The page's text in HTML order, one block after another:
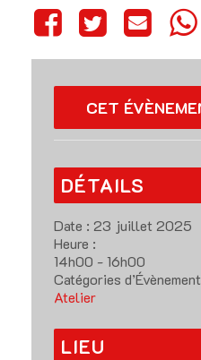
CET
DÉTAILS
Date : 23 juillet 2025
Heure :
14h00 - 16h00
Catégories
Atelier
LIEU